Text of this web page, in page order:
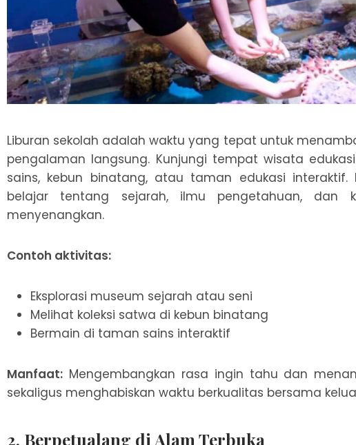
Liburan sekolah adalah waktu yang tepat untuk
pengalaman langsung. Kunjungi tempat wisata
sains, kebun binatang, atau taman edukasi interaktif.
belajar tentang sejarah, ilmu pengetahuan, dan
menyenangkan.
Contoh aktivitas:
Eksplorasi museum sejarah atau seni
Melihat koleksi satwa di kebun binatang
Bermain di taman sains interaktif
Manfaat: Mengembangkan rasa ingin tahu dan
sekaligus menghabiskan waktu berkualitas bersama
2. Berpetualang di Alam Terbuka